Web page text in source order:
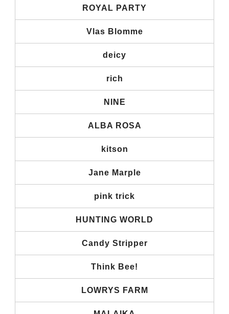
ROYAL PARTY
Vlas Blomme
deicy
rich
NINE
ALBA ROSA
kitson
Jane Marple
pink trick
HUNTING WORLD
Candy Stripper
Think Bee!
LOWRYS FARM